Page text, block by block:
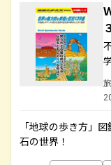
「地球の歩き方」
石の世界！